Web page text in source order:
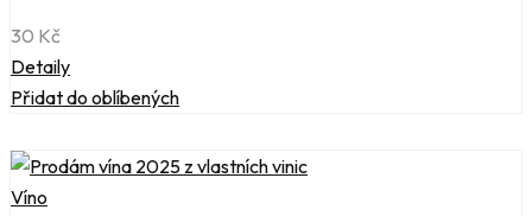
30 Kč
Detaily
Přidat do oblíbených
Víno